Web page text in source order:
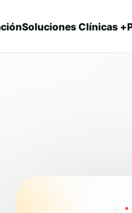
Soluciones Clínicas +